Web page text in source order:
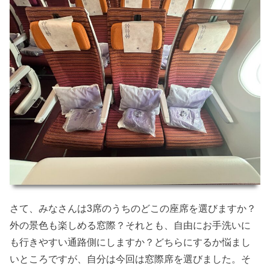
さて、みなさんは3席のうちのどこの座席を選びますか？
外の景色も楽しめる窓際？それとも、自由にお手洗いに
も行きやすい通路側にしますか？どちらにするか悩まし
いところですが、自分は今回は窓際席を選びました。そ